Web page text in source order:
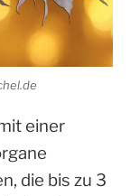
einer
die bis zu 3